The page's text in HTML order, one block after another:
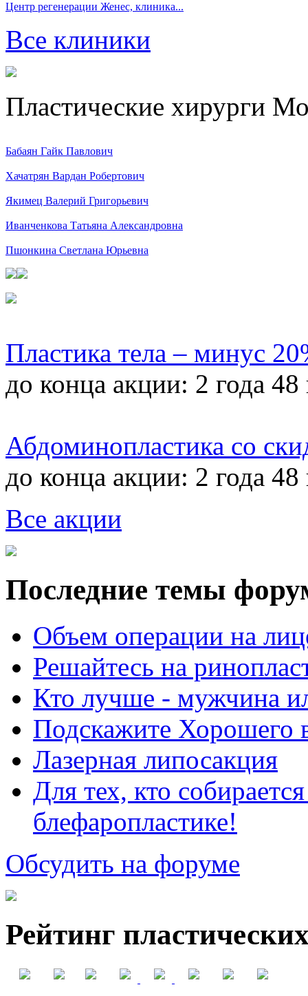
Центр регенерации Женес, клиника...
Все клиники
Пластические хирурги
Бабаян Гайк Павлович
Хачатрян Вардан Робертович
Якимец Валерий Григорьевич
Иванченкова Татьяна Александровна
Пшонкина Светлана Юрьевна
Пластика тела – минус
до конца акции: 2 года 48
Абдоминопластика со
до конца акции: 2 года 48
Все акции
Последние темы
Объем операции на
Решайтесь на
Кто лучше - мужчина
Подскажите Хорошего
Лазерная липосакция
Для тех, кто
блефаропластике!
Обсудить на форуме
Рейтинг